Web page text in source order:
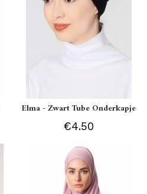
Elma - Zwart Tube Onderkapje
€4.50